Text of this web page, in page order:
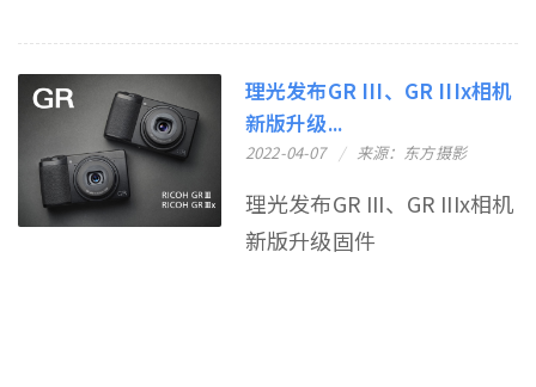
理光发布GR III、GR IIIx相机
新版升级...
2022-04-07 来源：东方摄影
理光发布GR III、GR IIIx相机
新版升级固件